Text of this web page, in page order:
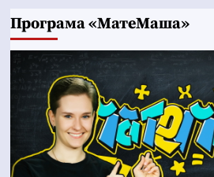
Програма «МатеМаша»